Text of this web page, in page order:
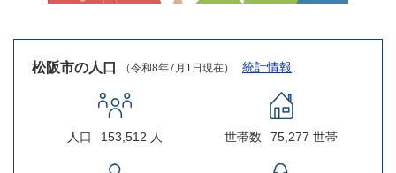
松阪市の人口 （令和8年7月1日現在） 統計情報
人口 153,512 人 世帯数 75,277 世帯